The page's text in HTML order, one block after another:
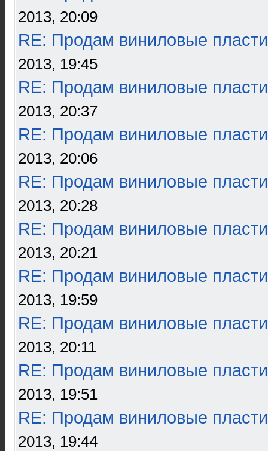
2013, 20:09
RE: Продам виниловые
2013, 19:45
RE: Продам виниловые
2013, 20:37
RE: Продам виниловые
2013, 20:06
RE: Продам виниловые
2013, 20:28
RE: Продам виниловые
2013, 20:21
RE: Продам виниловые
2013, 19:59
RE: Продам виниловые
2013, 20:11
RE: Продам виниловые
2013, 19:51
RE: Продам виниловые
2013, 19:44